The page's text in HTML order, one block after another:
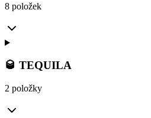
8 položek
🥃 TEQUILA
2 položky